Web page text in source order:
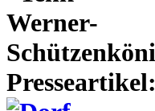
Presseartikel: